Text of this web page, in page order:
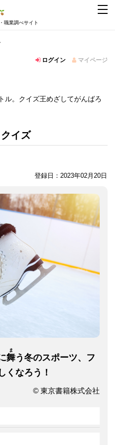
職業調べサイト
ログイン マイページ
ル。クイズ王めざしてがんばろ
イズ
登録日：2023年02月20日
舞
ま
う冬のスポーツ、フ
くなろう！
© 東京書籍株式会社